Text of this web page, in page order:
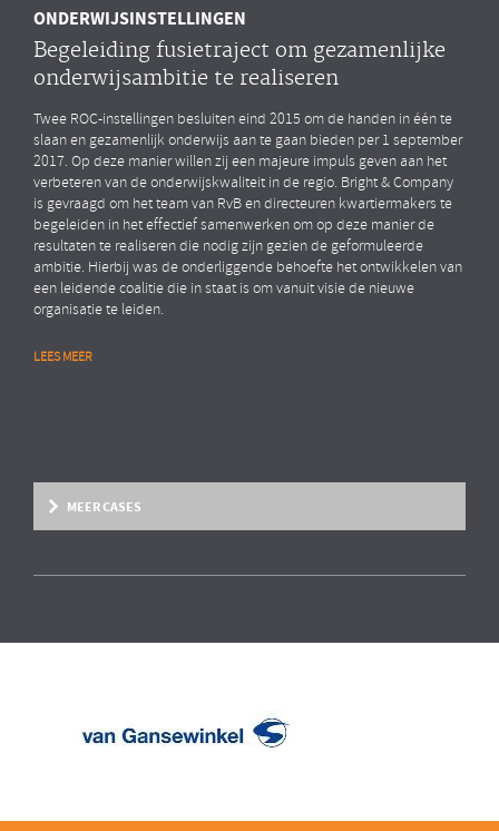
ONDERWIJSINSTELLINGEN
Begeleiding fusietraject om gezamenlijke
onderwijsambitie te realiseren
Twee ROC-instellingen besluiten eind 2015 om de handen in één te
slaan en gezamenlijk onderwijs aan te gaan bieden per 1 september
2017. Op deze manier willen zij een majeure impuls geven aan het
verbeteren van de onderwijskwaliteit in de regio. Bright & Company
is gevraagd om het team van RvB en directeuren kwartiermakers te
begeleiden in het effectief samenwerken om op deze manier de
resultaten te realiseren die nodig zijn gezien de geformuleerde
ambitie. Hierbij was de onderliggende behoefte het ontwikkelen van
een leidende coalitie die in staat is om vanuit visie de nieuwe
organisatie te leiden.
LEES MEER
Overige marktsegmenten
People Analytics
MEER CASES